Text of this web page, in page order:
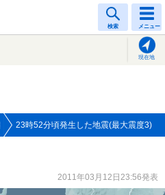
検索 メニュー
現在地
23時52分頃発生した地震(最大震度3)
2011年03月12日23:56発表